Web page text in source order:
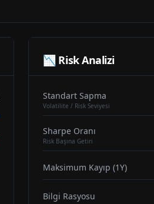
📉 Risk Analizi
Standart Sapma
Volatilite / Risk Seviyesi
Sharpe Oranı
Risk Başına Getiri
Maksimum Kayıp (1Y)
Bilgi Rasyosu